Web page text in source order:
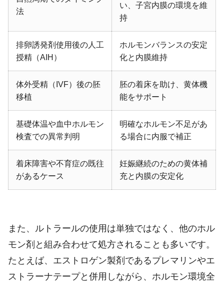
法
い、子宮内膜の環境を維
持
排卵誘発剤使用後の人工
授精（AIH）
ホルモンバランスの安定
化と内膜維持
体外受精（IVF）後の胚
移植
胚の着床を助け、黄体機
能をサポート
基礎体温や血中ホルモン
検査での異常判明
明確なホルモン不足があ
る場合に内服で補正
着床障害や不育症の既往
があるケース
妊娠継続のための黄体補
充と内膜の安定化
また、ルトラールの使用は単独ではなく、他のホル
モン剤と組み合わせて処方されることも多いです。
たとえば、エストロゲン製剤であるプレマリンやエ
ストラーナテープと併用しながら、ホルモン環境全